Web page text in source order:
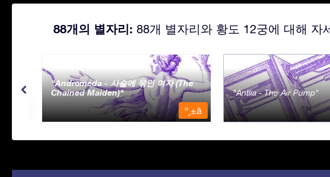
88개의 별자리: 88개 별자리와 황도 12궁에 대해 자
Andromeda - 사슬에 묶인 여자 (The
Chained Maiden)
º¸±â
Antlia - The Air Pump